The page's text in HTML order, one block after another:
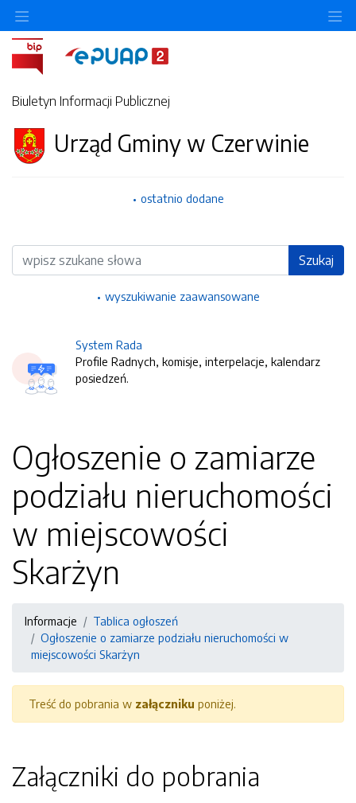
Biuletyn Informacji Publicznej
Urząd Gminy w Czerwinie
ostatnio dodane
Wyszukiwarka Szukaj
wyszukiwanie zaawansowane
System Rada
Profile Radnych, komisje, interpelacje, kalendarz
posiedzeń.
Ogłoszenie o zamiarze
podziału nieruchomości
w miejscowości
Skarżyn
Informacje
Tablica ogłoszeń
Ogłoszenie o zamiarze podziału nieruchomości w
miejscowości Skarżyn
Treść do pobrania w załączniku poniżej.
Załączniki do pobrania